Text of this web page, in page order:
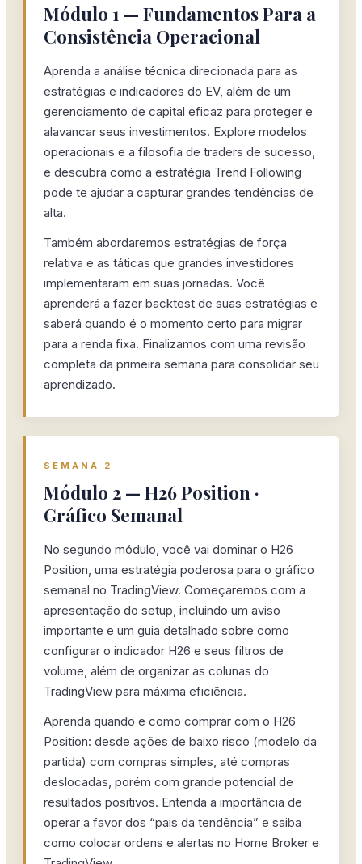
Módulo 1 — Fundamentos Para a
Consistência Operacional
Aprenda a análise técnica direcionada para as
estratégias e indicadores do EV, além de um
gerenciamento de capital eficaz para proteger e
alavancar seus investimentos. Explore modelos
operacionais e a filosofia de traders de sucesso,
e descubra como a estratégia Trend Following
pode te ajudar a capturar grandes tendências de
alta.
Também abordaremos estratégias de força
relativa e as táticas que grandes investidores
implementaram em suas jornadas. Você
aprenderá a fazer backtest de suas estratégias e
saberá quando é o momento certo para migrar
para a renda fixa. Finalizamos com uma revisão
completa da primeira semana para consolidar seu
aprendizado.
SEMANA 2
Módulo 2 — H26 Position ·
Gráfico Semanal
No segundo módulo, você vai dominar o H26
Position, uma estratégia poderosa para o gráfico
semanal no TradingView. Começaremos com a
apresentação do setup, incluindo um aviso
importante e um guia detalhado sobre como
configurar o indicador H26 e seus filtros de
volume, além de organizar as colunas do
TradingView para máxima eficiência.
Aprenda quando e como comprar com o H26
Position: desde ações de baixo risco (modelo da
partida) com compras simples, até compras
deslocadas, porém com grande potencial de
resultados positivos. Entenda a importância de
operar a favor dos “pais da tendência” e saiba
como colocar ordens e alertas no Home Broker e